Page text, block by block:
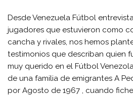
Desde Venezuela Fútbol
jugadores que estuvieron como
cancha y rivales, nos hemos
testimonios que describan quien
muy querido en el Fútbol
de una familia de emigrantes A
por Agosto de 1967 , cuando